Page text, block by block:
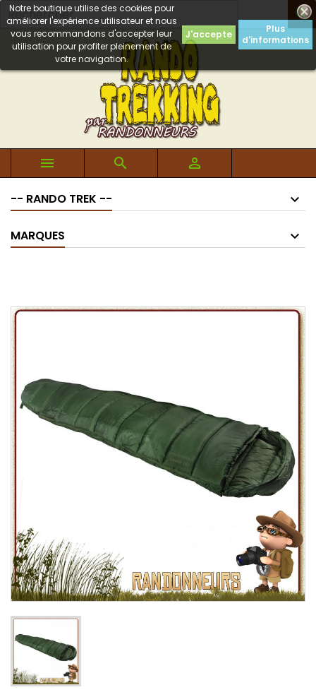

Notre boutique utilise des cookies pour
améliorer l'expérience utilisateur et nous
vous recommandons d'accepter leur
utilisation pour profiter pleinement de
votre navigation.
J'accepte
Plus
d'informations
  
-- RANDO TREK --
MARQUES